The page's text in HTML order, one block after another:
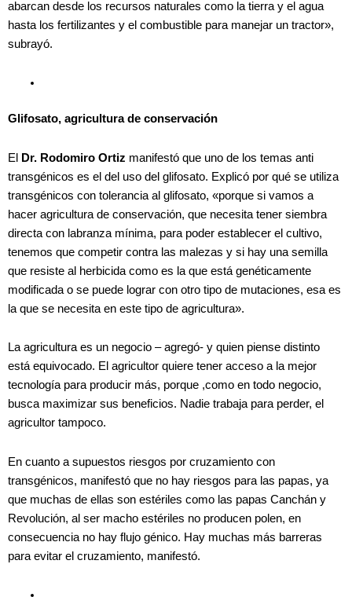
abarcan desde los recursos naturales como la tierra y el agua
hasta los fertilizantes y el combustible para manejar un tractor»,
subrayó.
Glifosato, agricultura de conservación
El Dr. Rodomiro Ortiz manifestó que uno de los temas anti
transgénicos es el del uso del glifosato. Explicó por qué se utiliza
transgénicos con tolerancia al glifosato, «porque si vamos a
hacer agricultura de conservación, que necesita tener siembra
directa con labranza mínima, para poder establecer el cultivo,
tenemos que competir contra las malezas y si hay una semilla
que resiste al herbicida como es la que está genéticamente
modificada o se puede lograr con otro tipo de mutaciones, esa es
la que se necesita en este tipo de agricultura».
La agricultura es un negocio – agregó- y quien piense distinto
está equivocado. El agricultor quiere tener acceso a la mejor
tecnología para producir más, porque ,como en todo negocio,
busca maximizar sus beneficios. Nadie trabaja para perder, el
agricultor tampoco.
En cuanto a supuestos riesgos por cruzamiento con
transgénicos, manifestó que no hay riesgos para las papas, ya
que muchas de ellas son estériles como las papas Canchán y
Revolución, al ser macho estériles no producen polen, en
consecuencia no hay flujo génico. Hay muchas más barreras
para evitar el cruzamiento, manifestó.